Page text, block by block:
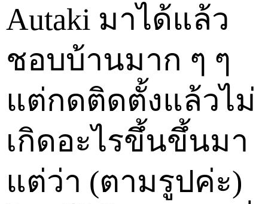
Autaki มาได้แล้ว
ชอบบ้านมาก ๆ ๆ
แต่กดติดตั้งแล้วไม่
เกิดอะไรขึ้นขึ้นมา
แต่ว่า (ตามรูปค่ะ)